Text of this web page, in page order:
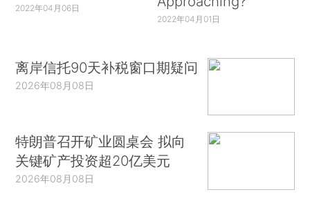
2022年04月06日
2022年04月01日
离岸信托90天补税窗口期疑问
2026年08月08日
特朗普召开矿业圆桌会 拟向
关键矿产投资超20亿美元
2026年08月08日